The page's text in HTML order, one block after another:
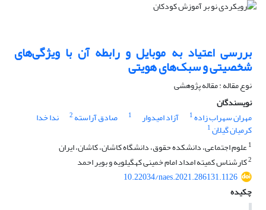
بررسی اعتیاد به موبایل و رابطه آن با ویژگی‌های
شخصیتی و سبک‌های هویتی
نوع مقاله : مقاله پژوهشی
نویسندگان
مهران سهراب زاده1 آزاد امیدوار 1 صادق آراسته 2 ندا خدا
کرمیان گیلان1
1علوم اجتماعی، دانشکده حقوق، دانشگاه کاشان، کاشان، ایران
2کارشناس کمیته امداد امام خمینی کهگیلویه و بویر احمد
10.22034/naes.2021.286131.1126
چکیده